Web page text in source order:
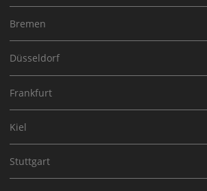
Bremen
Düsseldorf
Frankfurt
Kiel
Stuttgart